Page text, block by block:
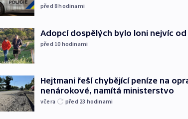
před 8hodinami
Adopcí dospělých bylo loni nejvíc od
před 10 hodinami
Hejtmani řeší chybějící peníze na
nenárokové, namítá ministerstvo
včera před 23 hodinami